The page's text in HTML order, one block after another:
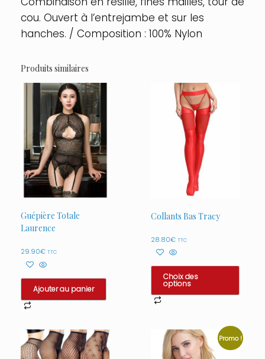
TU
-
OS,
Couleur
cou. Ouvert à l’entrejambe et sur les
hanches. / Composition : 100% Nylon
Produits similaires
Guépière Totale
Laurence
29.90€ TTC
Ajouter au panier
Collants Bas Tracy
28.80€ TTC
Choix des
options
plusieurs
variations.
Les
Promo !